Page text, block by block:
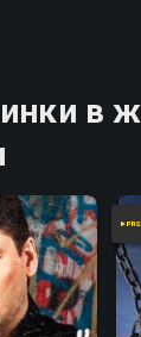
в